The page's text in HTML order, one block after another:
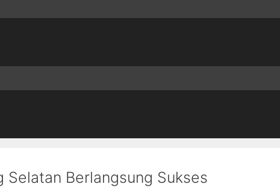
Selatan Berlangsung Sukses